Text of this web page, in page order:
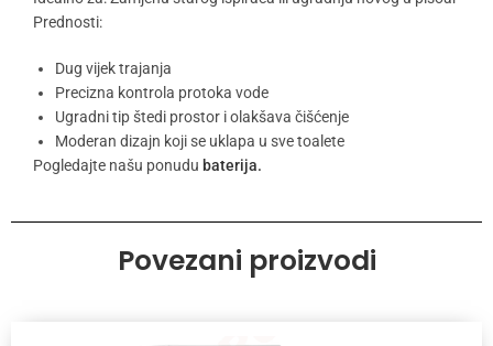
Prednosti:
Dug vijek trajanja
Precizna kontrola protoka vode
Ugradni tip štedi prostor i olakšava čišćenje
Moderan dizajn koji se uklapa u sve toalete
Pogledajte našu ponudu baterija.
Povezani proizvodi